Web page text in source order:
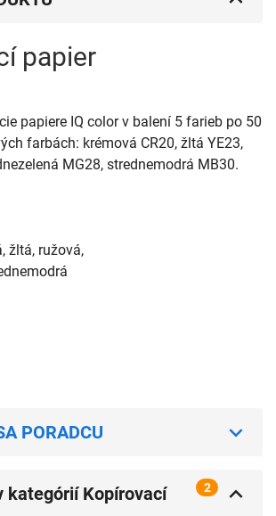
papier
papiere IQ color v balení 5 farieb po 50
farbách: krémová CR20, žltá YE23,
MG28, strednemodrá MB30.
žltá, ružová,
PORADCU
kategórií Kopírovací
2